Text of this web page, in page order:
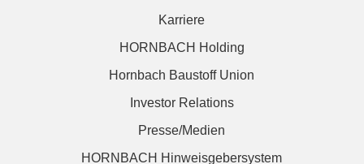
Karriere
HORNBACH Holding
Hornbach Baustoff Union
Investor Relations
Presse/Medien
HORNBACH Hinweisgebersystem